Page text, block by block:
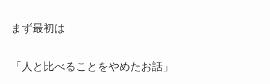
まず最初は
「人と比べることをやめたお話」